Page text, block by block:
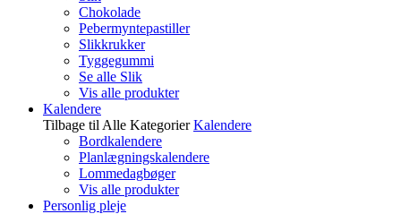
Chokolade
Pebermyntepastiller
Slikkrukker
Tyggegummi
Se alle Slik
Vis alle produkter
Kalendere
Tilbage til Alle Kategorier Kalendere
Bordkalendere
Planlægningskalendere
Lommedagbøger
Vis alle produkter
Personlig pleje